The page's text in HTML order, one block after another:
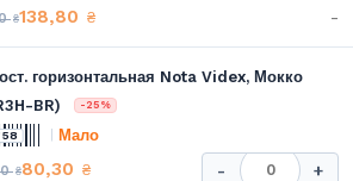
₴138,80 ₴ -
горизонтальная Nota Videx, Мокко
BR)
-25%
Мало
₴80,30 ₴ - +